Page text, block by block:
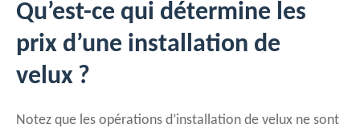
Qu’est-ce qui détermine les
prix d’une installation de
velux ?
Notez que les opérations d’installation de velux ne sont